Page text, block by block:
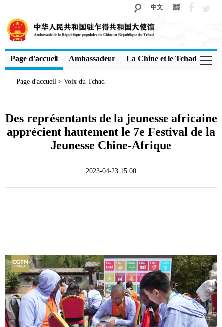
中文
Page d'accueil Ambassadeur La Chine et le Tchad
Page d'accueil > Voix du Tchad
Des représentants de la jeunesse africaine
apprécient hautement le 7e Festival de la
Jeunesse Chine-Afrique
2023-04-23 15:00